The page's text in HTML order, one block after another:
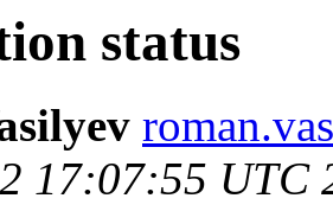
status
17:07:55 UTC